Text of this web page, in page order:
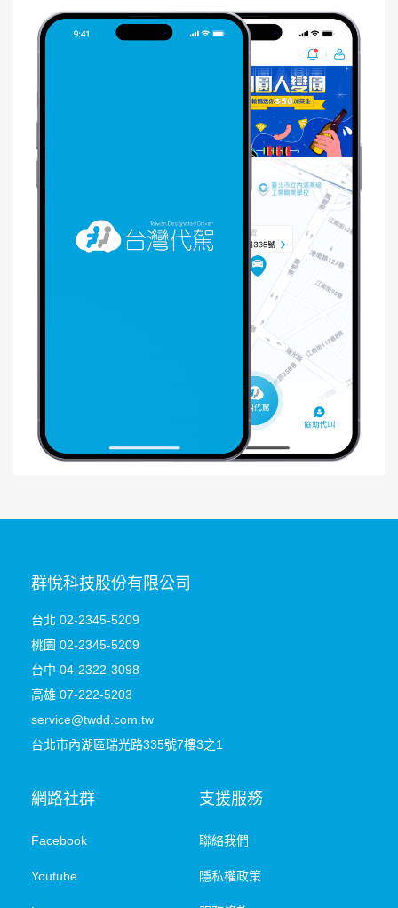
群悅科技股份有限公司
台北 02-2345-5209
桃園 02-2345-5209
台中 04-2322-3098
高雄 07-222-5203
service@twdd.com.tw
台北市內湖區瑞光路335號7樓3之1
網路社群
Facebook
Youtube
支援服務
聯絡我們
隱私權政策